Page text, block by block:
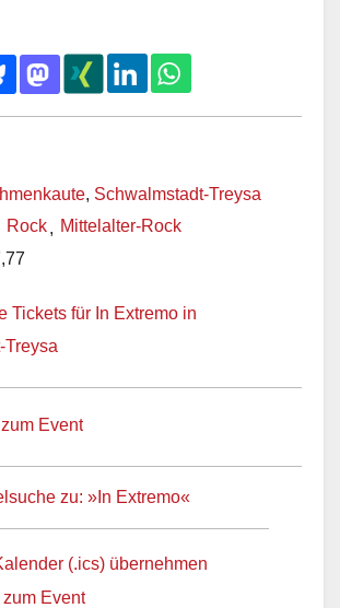
, Schwalmstadt-Treysa
Rock, Mittelalter-Rock
Tickets für In Extremo in
Treysa
Event
zu: »In Extremo«
(.ics) übernehmen
Event